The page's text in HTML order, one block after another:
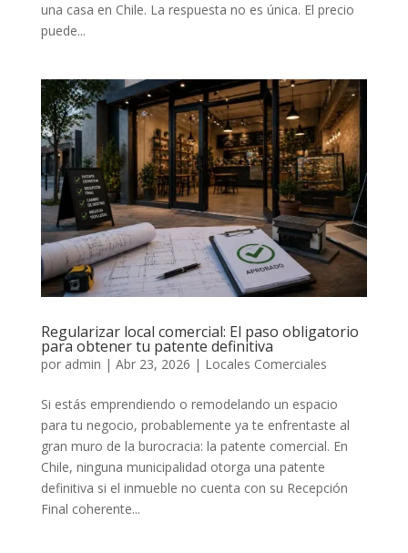
una casa en Chile. La respuesta no es única. El precio
puede...
Regularizar local comercial: El paso obligatorio
para obtener tu patente definitiva
por admin | Abr 23, 2026 | Locales Comerciales
Si estás emprendiendo o remodelando un espacio
para tu negocio, probablemente ya te enfrentaste al
gran muro de la burocracia: la patente comercial. En
Chile, ninguna municipalidad otorga una patente
definitiva si el inmueble no cuenta con su Recepción
Final coherente...